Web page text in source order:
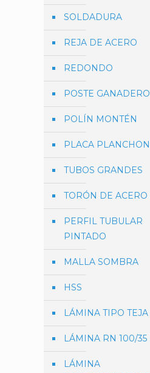
SOLDADURA
REJA DE ACERO
REDONDO
POSTE GANADERO
POLÍN MONTÉN
PLACA PLANCHON
TUBOS GRANDES
TORÓN DE ACERO
PERFIL TUBULAR
PINTADO
MALLA SOMBRA
HSS
LÁMINA TIPO TEJA
LÁMINA RN 100/35
LÁMINA